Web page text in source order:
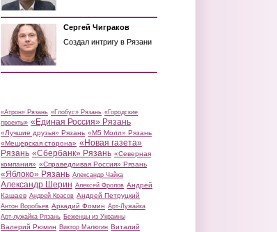
Сергей Чиграков
Создал интригу в Рязани
«Атрон» Рязань «Глобус» Рязань «Городские
проекты» «Единая Россия» Рязань
«Лучшие друзья» Рязань «М5 Молл» Рязань
«Мещерская сторона» «Новая газета»
Рязань «Сбербанк» Рязань «Северная
компания» «Справедливая Россия» Рязань
«Яблоко» Рязань Александр Чайка
Александр Шерин Алексей Фролов Андрей
Кашаев Андрей Красов Андрей Петруцкий
Антон Воробьев Аркадий Фомин Арт-Лужайка
Арт-лужайка Рязань Беженцы из Украины
Валерий Рюмин Виктор Малюгин Виталий